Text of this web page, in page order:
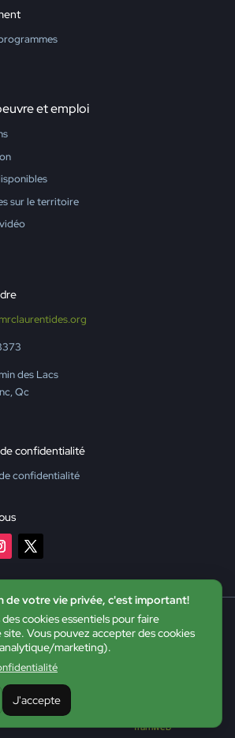
et emploi
sur le territoire
des Lacs
Qc
confidentialité
confidentialité
CDE - Tous droits réservés |
Tramweb
de votre vie privée, c'est important!
cookies essentiels pour faire
Vous pouvez accepter des cookies
marketing).
J'accepte